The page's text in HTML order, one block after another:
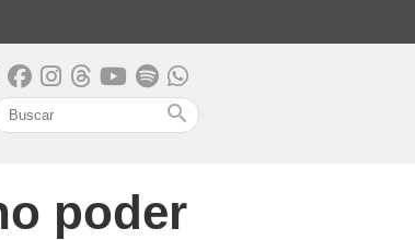
search
poder